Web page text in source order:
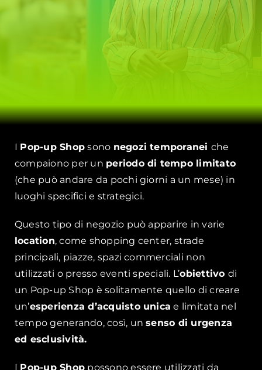
I Pop-up Shop sono negozi temporanei che
compaiono per un periodo di tempo limitato
(che può andare da pochi giorni a un mese) in
luoghi specifici e strategici.
Questo tipo di negozio può apparire in varie
location, come shopping center, strade
principali, piazze, spazi commerciali non
utilizzati o presso eventi speciali. L’obiettivo di
un Pop-up Shop è solitamente quello di creare
un’esperienza d’acquisto unica e limitata nel
tempo generando, così, unsenso di urgenza
ed esclusività.
I Pop-up Shop possono essere utilizzati da